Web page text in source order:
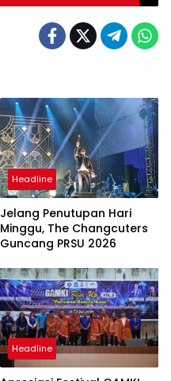
Headline
Jelang Penutupan Hari
Minggu, The Changcuters
Guncang PRSU 2026
Headline